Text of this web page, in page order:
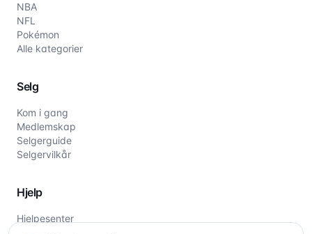
NBA
NFL
Pokémon
Alle kategorier
Selg
Kom i gang
Medlemskap
Selgerguide
Selgervilkår
Hjelp
Hjelpesenter